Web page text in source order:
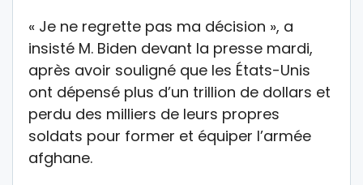
« Je ne regrette pas ma décision », a
insisté M. Biden devant la presse mardi,
après avoir souligné que les États-Unis
ont dépensé plus d’un trillion de dollars et
perdu des milliers de leurs propres
soldats pour former et équiper l’armée
afghane.